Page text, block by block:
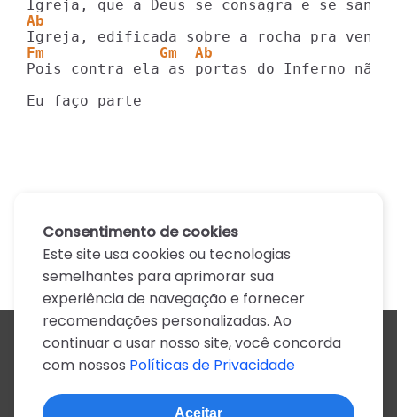
Ab
Fm             Gm  Ab
Pois contra ela as portas do Inferno não
Eu faço parte
Todos os artistas
A
B C D E F G H I J
N
O P Q R S T U V W X
Consentimento de cookies
Este site usa cookies ou tecnologias
semelhantes para aprimorar sua
experiência de navegação e fornecer
recomendações personalizadas. Ao
continuar a usar nosso site, você concorda
com nossos Políticas de Privacidade
Aceitar